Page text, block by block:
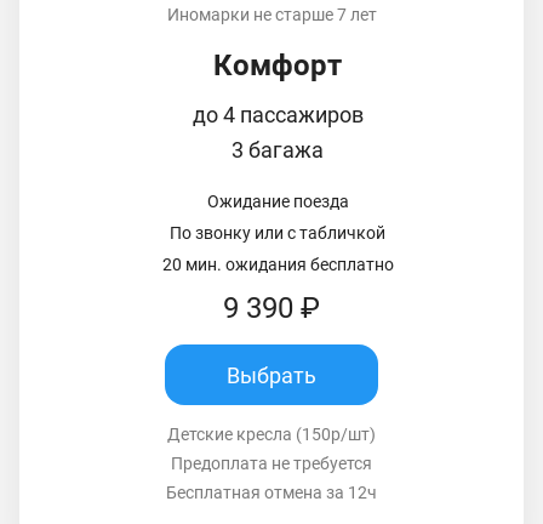
Иномарки не старше 7 лет
Комфорт
до 4 пассажиров
3 багажа
Ожидание поезда
По звонку или с табличкой
20 мин. ожидания бесплатно
9 390 ₽
Выбрать
Детские кресла (150р/шт)
Предоплата не требуется
Бесплатная отмена за 12ч